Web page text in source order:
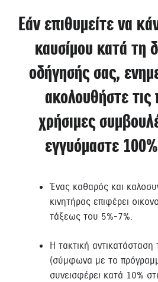
Εάν επιθυμείτε να
καυσίμου κατά τη
οδήγησής σας,
ακολουθήστε
χρήσιμες
εγγυόμαστε
Ένας καθαρός και
κινητήρας επιφέρει
τάξεως του 5%-7%.
Η τακτική
(σύμφωνα με το
συνεισφέρει κατά 10%